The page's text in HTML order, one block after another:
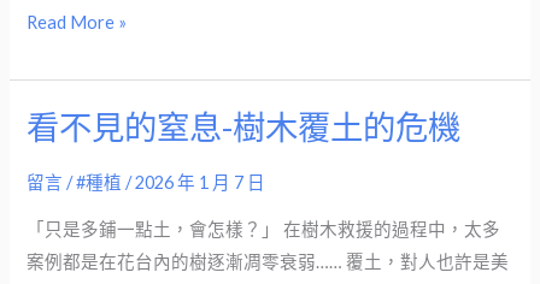
出
的
績
優
股
Read More »
看不見的窒息-樹木覆土的危機
留言 /#種植 /2026 年 1 月 7 日
「只是多鋪一點土，會怎樣？」 在樹木救援的過程中，太多
案例都是在花台內的樹逐漸凋零衰弱…… 覆土，對人也許是美
看
見
的
窒